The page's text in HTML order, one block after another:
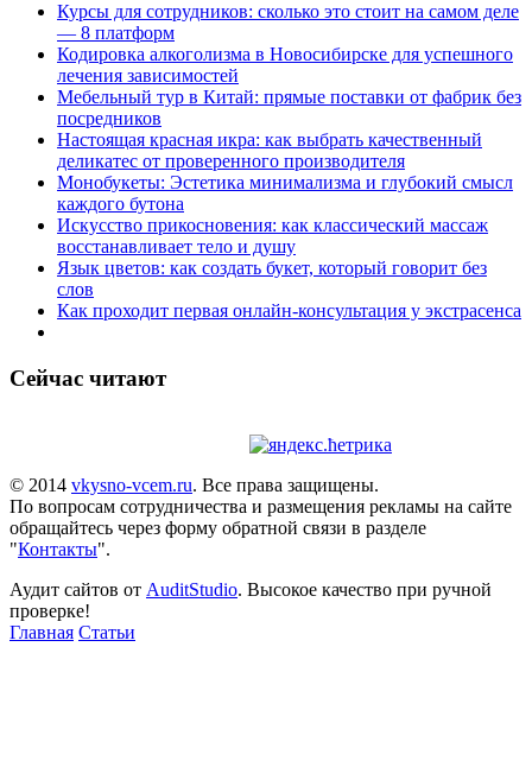
Курсы для сотрудников: сколько это стоит на самом деле
— 8 платформ
Кодировка алкоголизма в Новосибирске для успешного
лечения зависимостей
Мебельный тур в Китай: прямые поставки от фабрик без
посредников
Настоящая красная икра: как выбрать качественный
деликатес от проверенного производителя
Монобукеты: Эстетика минимализма и глубокий смысл
каждого бутона
Искусство прикосновения: как классический массаж
восстанавливает тело и душу
Язык цветов: как создать букет, который говорит без
слов
Как проходит первая онлайн-консультация у экстрасенса
Сейчас читают
© 2014 vkysno-vcem.ru. Все права защищены.
По вопросам сотрудничества и размещения рекламы на сайте
обращайтесь через форму обратной связи в разделе
"Контакты".
Аудит сайтов от AuditStudio. Высокое качество при ручной
проверке!
Главная Статьи